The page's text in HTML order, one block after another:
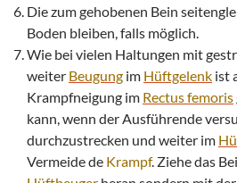
Die zum gehobenen Bein
Boden bleiben, falls möglich.
Wie bei vielen Haltungen mit
weiter Beugung im Hüftgelenk ist
Krampfneigung im Rectus femoris
kann, wenn der Ausführende
durchzustrecken und weiter im
Vermeide de Krampf. Ziehe das